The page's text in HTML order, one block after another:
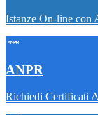
Istanze On-line con
ANPR
Richiedi Certificati